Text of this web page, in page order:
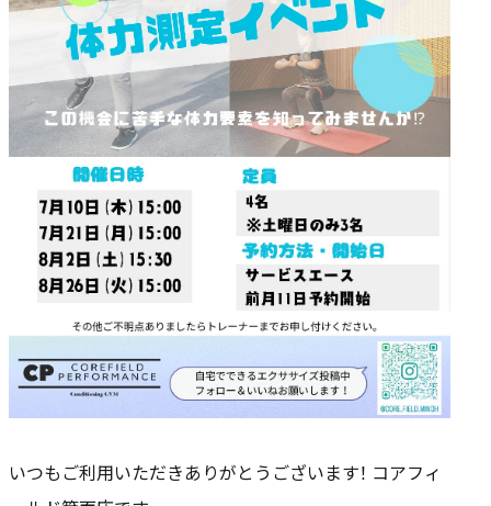
いつもご利用いただきありがとうございます！ コアフィ